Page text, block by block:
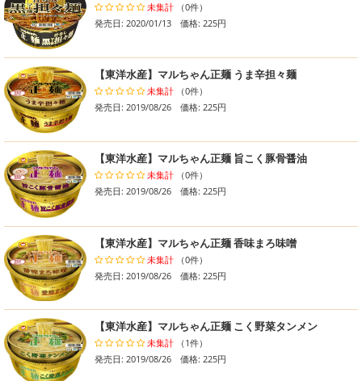
未集計 （0件）
発売日: 2020/01/13 価格: 225円
【東洋水産】マルちゃん正麺 うま辛担々麺
未集計 （0件）
発売日: 2019/08/26 価格: 225円
【東洋水産】マルちゃん正麺 旨こく豚骨醤油
未集計 （0件）
発売日: 2019/08/26 価格: 225円
【東洋水産】マルちゃん正麺 香味まろ味噌
未集計 （0件）
発売日: 2019/08/26 価格: 225円
【東洋水産】マルちゃん正麺 こく野菜タンメン
未集計 （1件）
発売日: 2019/08/26 価格: 225円